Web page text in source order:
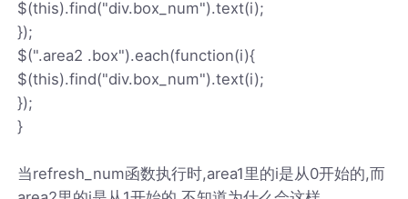
$(this).find("div.box_num").text(i);
});
$(".area2 .box").each(function(i){
$(this).find("div.box_num").text(i);
});
}
当refresh_num函数执行时,area1里的i是从0开始的,而